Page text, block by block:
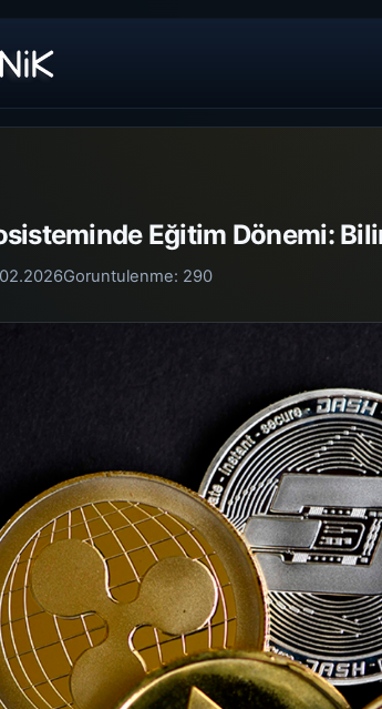
Eğitim Dönemi:
Goruntulenme: 290